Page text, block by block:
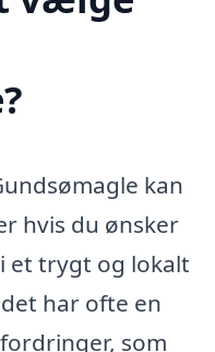
kan
hvis du ønsker
et trygt og lokalt
har ofte en
som